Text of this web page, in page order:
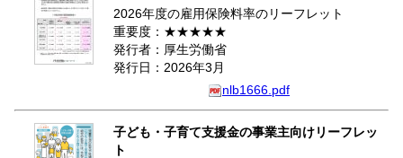
2026年度の雇用保険料率のリーフレット
重要度：★★★★★
発行者：厚生労働省
発行日：2026年3月
nlb1666.pdf
子ども・子育て支援金の事業主向けリーフレッ
ト